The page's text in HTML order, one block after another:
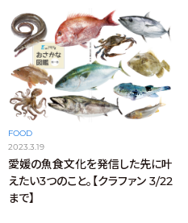
FOOD
2023.3.19
愛媛の魚食文化を発信した先に叶
えたい3つのこと。【クラファン 3/22
まで】